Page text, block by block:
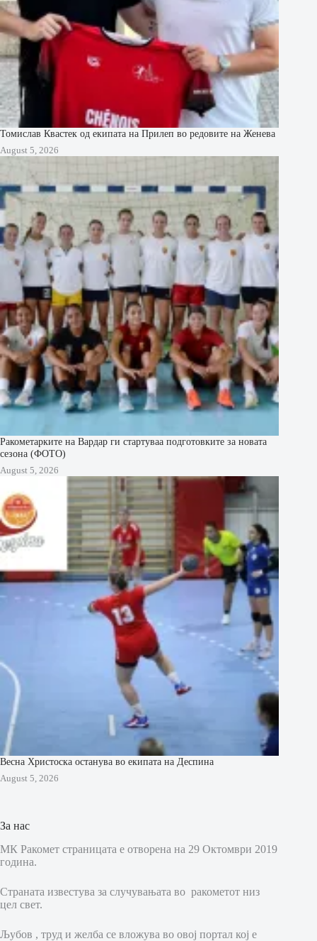
Томислав Квастек од екипата на Прилеп во редовите на Женева
August 5, 2026
Ракометарките на Вардар ги стартуваа подготовките за новата
сезона (ФОТО)
August 5, 2026
Весна Христоска останува во екипата на Деспина
August 5, 2026
За нас
МК Ракомет страницата е отворена на 29 Октомври 2019
година.
Страната известува за случувањата во ракометот низ
цел свет.
Љубов , труд и желба се вложува во овој портал кој е